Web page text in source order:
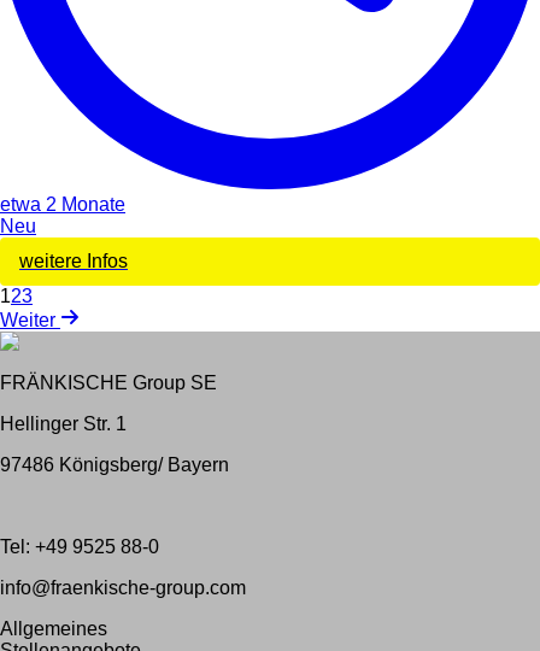
etwa 2 Monate
Neu
weitere Infos
123
Weiter
FRÄNKISCHE Group SE
Hellinger Str. 1
97486 Königsberg/ Bayern
Tel: +49 9525 88-0
info@fraenkische-group.com
Allgemeines